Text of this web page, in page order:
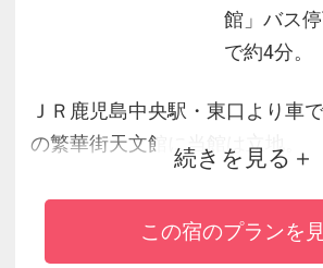
館」バス
で約4分。
ＪＲ鹿児島中央駅・東口より車
の繁華街天文館に当館は立地。
周辺には薩摩郷土料理、焼酎な
を堪能できる店舗が多数有り。
空港リムジンバス「天文館」バ
続きを見る
この宿のプランを